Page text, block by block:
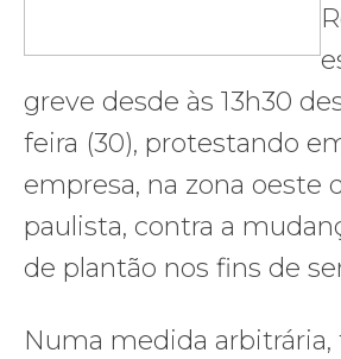
greve desde às 13h30
feira (30), protestando
empresa, na zona oeste
paulista, contra a
de plantão nos fins de
Numa medida